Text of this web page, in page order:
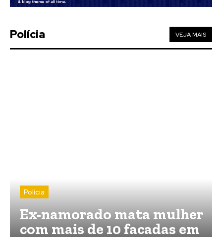
Polícia VEJA MAIS
Polícia
Ex-namorado mata mulher
com mais de 10 facadas em